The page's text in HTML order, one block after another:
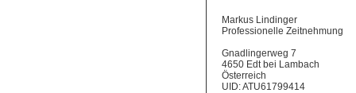
Markus Lindinger
Professionelle Zeitnehmung
Gnadlingerweg 7
4650 Edt bei Lambach
Österreich
UID: ATU61799414